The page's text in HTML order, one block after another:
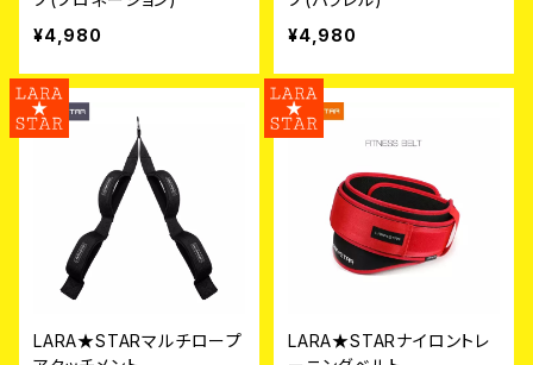
¥4,980
¥4,980
LARA★STARマルチロープ
LARA★STARナイロントレ